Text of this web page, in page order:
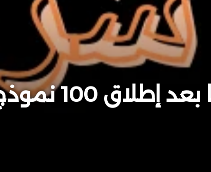
مستقبل أسهم علي